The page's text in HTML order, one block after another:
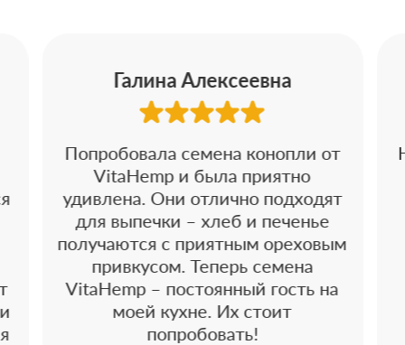
Галина Алексеевна
Попробовала семена конопли от
VitaHemp и была приятно
удивлена. Они отлично подходят
для выпечки – хлеб и печенье
получаются с приятным ореховым
привкусом. Теперь семена
VitaHemp – постоянный гость на
моей кухне. Их стоит
попробовать!